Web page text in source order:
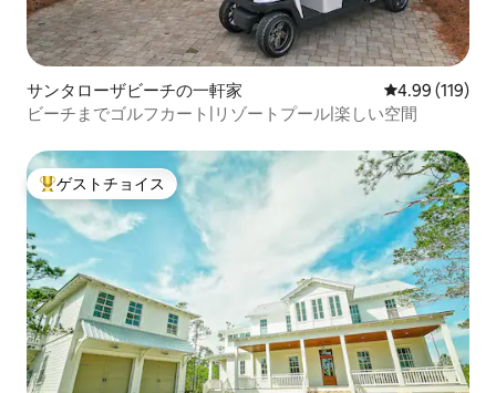
サンタローザビーチの一軒家 レビュー119
4.99 (119)
ビーチまでゴルフカート|リゾートプール|楽しい空間
大好評のゲストチョイスです。
ゲストチョイス